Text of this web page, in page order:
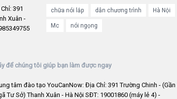
391
Xuân -
chữa nói lắp dẫn chương trình Hà Nội
Mc nói ngọng
để chúng tôi giúp bạn làm được ngay
tâm đào tạo YouCanNow: Địa Chỉ: 391 Trường Chinh - (Gần
Tư Sở) Thanh Xuân - Hà Nội SĐT: 19001860 (máy lẻ 4) -